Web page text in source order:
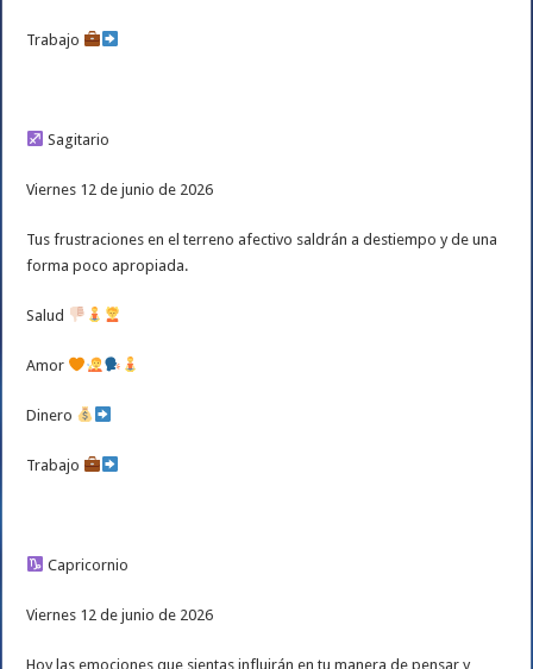
Trabajo
Sagitario
Viernes 12 de junio de 2026
Tus frustraciones en el terreno afectivo saldrán a destiempo y de una
forma poco apropiada.
Salud
Amor
Dinero
Trabajo
Capricornio
Viernes 12 de junio de 2026
Hoy las emociones que sientas influirán en tu manera de pensar y